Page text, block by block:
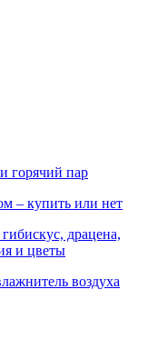
горячий пар
– купить или нет
драцена,
и цветы
воздуха